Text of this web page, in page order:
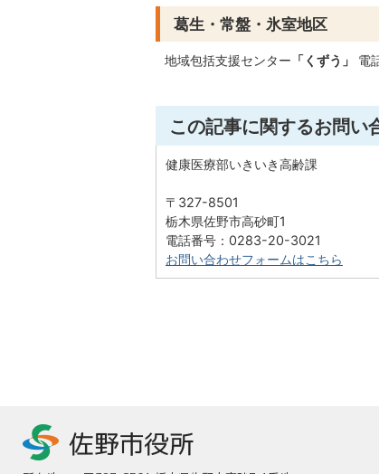
葛生・常盤・氷室地区
地域包括支援センター 「くずう」 電
この記事に関するお問い
健康医療部いきいき高齢課
〒327-8501
栃木県佐野市高砂町1
電話番号：0283-20-3021
お問い合わせフォームはこちら